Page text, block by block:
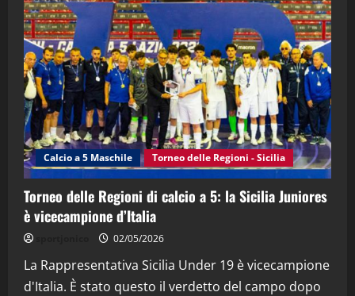
3
"SportEmpire" in Podcast
“SportEmpire” in Podcast: 28^ Puntata
(Martedi 21 Aprile 2026)
21/04/2026
4
"SportEmpire" in Podcast Sport News
“SportEmpire” in Podcast: 27^ Puntata
(Martedi 14 Aprile 2026)
15/04/2026
"SportEmpire" in Podcast
“SportEmpire” in Podcast: 26^ Puntata
08/04/2026
Calcio a 5 Maschile Torneo delle Regioni - Sicilia
Torneo delle Regioni di calcio a 5: la Sicilia Juniores
è vicecampione d’Italia
02/05/2026
La Rappresentativa Sicilia Under 19 è vicecampione
d'Italia. È stato questo il verdetto del campo dopo